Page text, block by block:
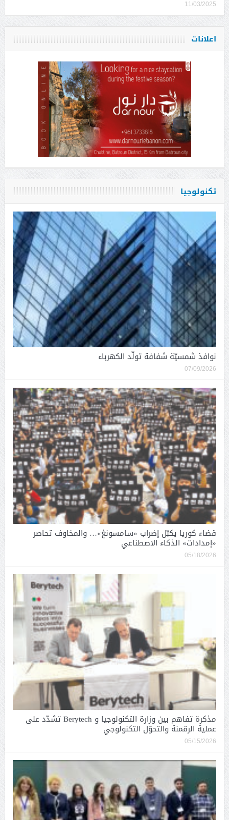
11/03/2025
اعلانات
تكنولوجيا
نوافذ شمسيّة شفافة تولّد الكهرباء
07/09/2026
قضاء كوريا يكبّل إضراب «سامسونغ»… والمخاوف تحاصر
«إمدادات» الذكاء الاصطناعي
05/18/2026
مذكرة تفاهم بين وزارة التكنولوجيا و Berytech تشدّد على
عملية الرقمنة والتحوّل التكنولوجي
05/15/2026